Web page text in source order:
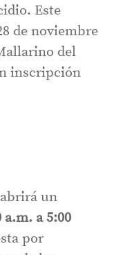
Este
de noviembre
del
inscripción
un
a 5:00
por